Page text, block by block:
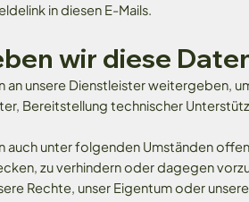
in diesen E-Mails.
wir diese
an unsere Dienstleister weitergeben,
Bereitstellung technischer
auch unter folgenden Umständen
zu verhindern oder dagegen
Rechte, unser Eigentum oder